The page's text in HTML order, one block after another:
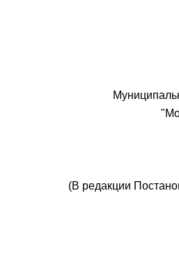
(В редакции